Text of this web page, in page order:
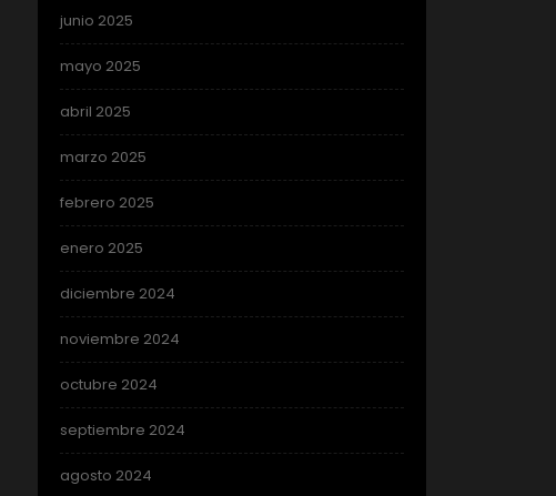
junio 2025
mayo 2025
abril 2025
marzo 2025
febrero 2025
enero 2025
diciembre 2024
noviembre 2024
octubre 2024
septiembre 2024
agosto 2024